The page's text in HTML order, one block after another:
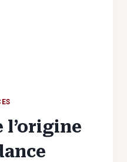
l’origine